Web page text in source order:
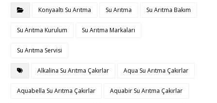
Konyaaltı Su Arıtma Su Arıtma Su Arıtma Bakım
Su Arıtma Kurulum Su Arıtma Markaları
Su Arıtma Servisi
Alkalina Su Arıtma Çakırlar Aqua Su Arıtma Çakırlar
Aquabella Su Arıtma Çakırlar Aquabir Su Arıtma Çakırlar